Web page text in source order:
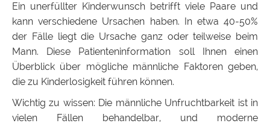
Ein unerfüllter Kinderwunsch betrifft viele Paare und
kann verschiedene Ursachen haben. In etwa 40-50%
der Fälle liegt die Ursache ganz oder teilweise beim
Mann. Diese Patienteninformation soll Ihnen einen
Überblick über mögliche männliche Faktoren geben,
die zu Kinderlosigkeit führen können.
Wichtig zu wissen: Die männliche Unfruchtbarkeit ist in
vielen Fällen behandelbar, und moderne